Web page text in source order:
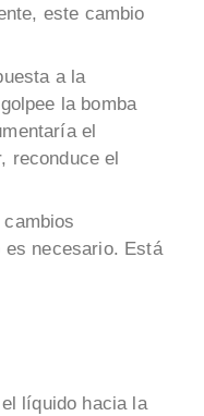
este cambio
a la
la bomba
el
reconduce el
es necesario. Está
líquido hacia la